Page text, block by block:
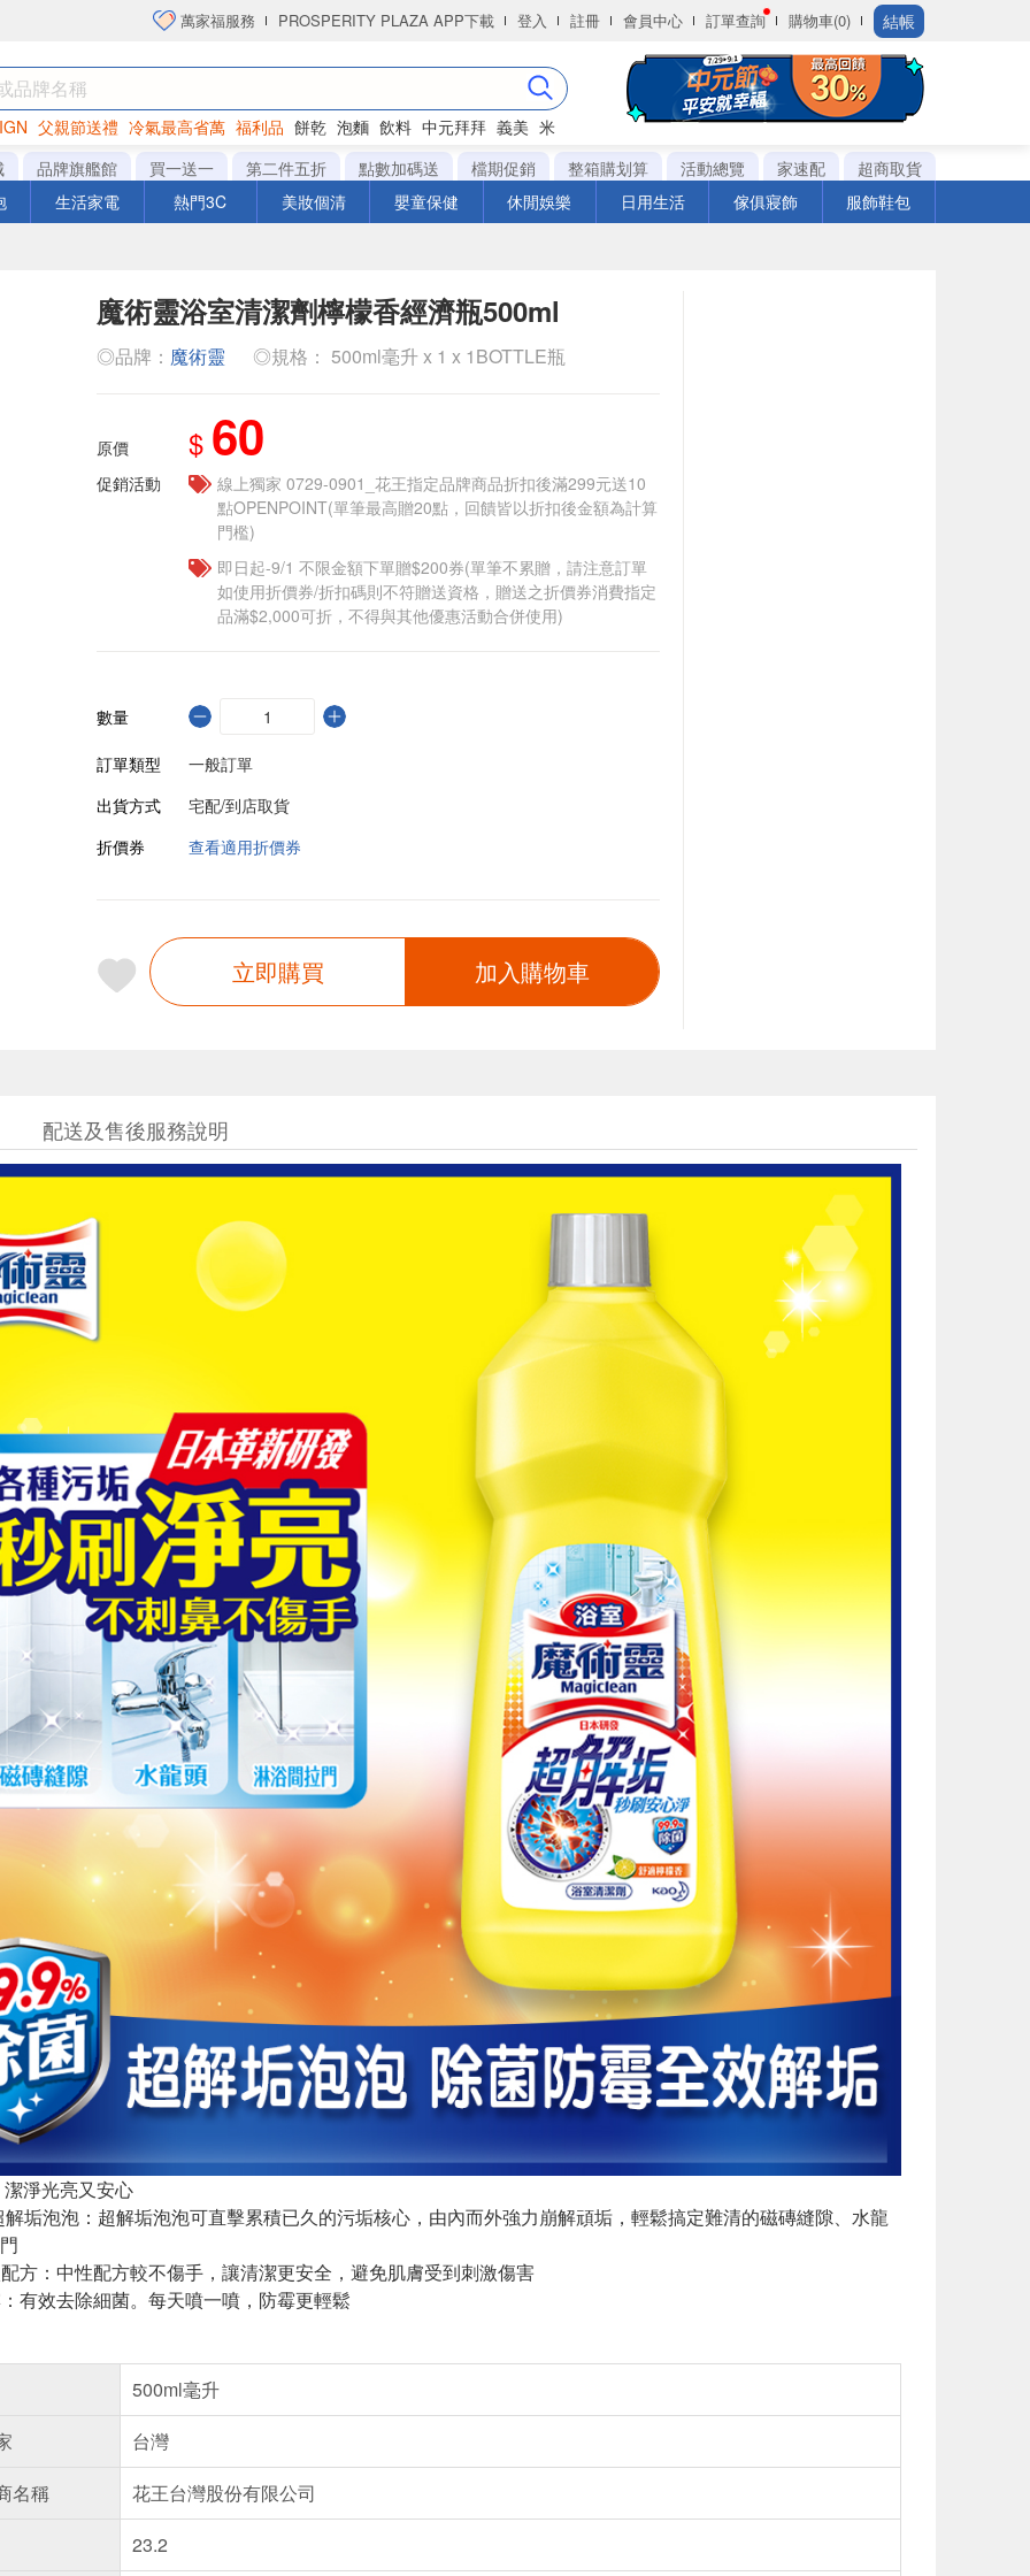
萬家福服務 PROSPERITY PLAZA APP下載 登入 註冊 會員中心 訂單查詢 購物車(0) 結帳
父親節送禮 冷氣最高省萬 福利品 餅乾 泡麵 飲料 中元拜拜 義美 米
洋芋片
品牌旗艦館 買一送一 第二件五折 點數加碼送 檔期促銷 整箱購划算 活動總覽 家速配
超商取貨
生活家電 熱門3C 美妝個清 嬰童保健 休閒娛樂 日用生活 傢俱寢飾 服飾鞋包
魔術靈浴室清潔劑檸檬香經濟瓶500ml
◎品牌： 魔術靈 ◎規格： 500ml毫升 x 1 x 1BOTTLE瓶
原價 $ 60
促銷活動
線上獨家 0729-0901_花王指定品牌商品折扣後滿299元送10
點OPENPOINT(單筆最高贈20點，回饋皆以折扣後金額為計算
門檻)
即日起-9/1 不限金額下單贈$200券(單筆不累贈，請注意訂單
如使用折價券/折扣碼則不符贈送資格，贈送之折價券消費指定
品滿$2,000可折，不得與其他優惠活動合併使用)
數量
訂單類型
一般訂單
出貨方式
宅配/到店取貨
折價券
查看適用折價券
立即購買 加入購物車
配送及售後服務說明
淨光亮又安心
垢泡泡：超解垢泡泡可直擊累積已久的污垢核心，由內而外強力崩解頑垢，輕鬆搞定難清的磁磚縫隙、水龍
方：中性配方較不傷手，讓清潔更安全，避免肌膚受到刺激傷害
有效去除細菌。每天噴一噴，防霉更輕鬆
500ml毫升
台灣
名稱
花王台灣股份有限公司
23.2